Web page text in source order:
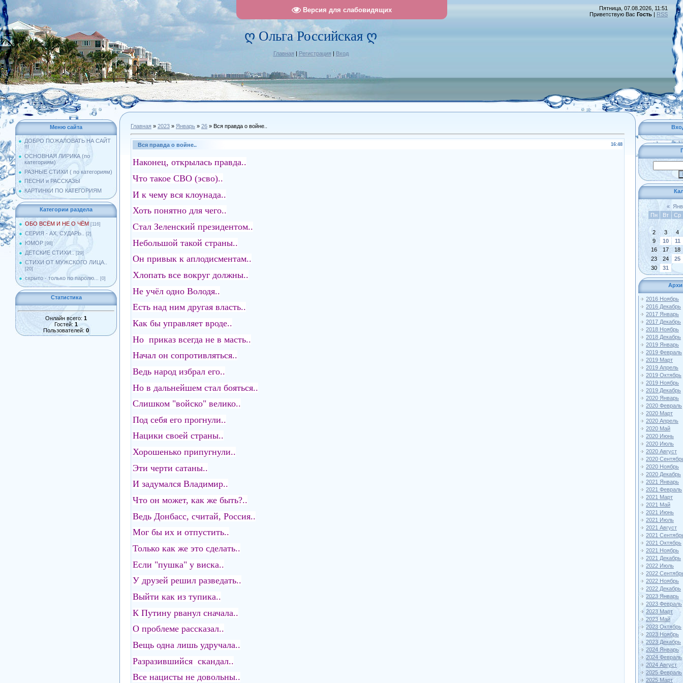
Версия для слабовидящих
ღ Ольга Российская ღ
Главная | Регистрация | Вход
Пятница, 07.08.2026, 11:51
Приветствую Вас Гость | RSS
Меню сайта
ДОБРО ПОЖАЛОВАТЬ НА САЙТ
!!!
ОСНОВНАЯ ЛИРИКА (по
категориям)
РАЗНЫЕ СТИХИ ( по категориям)
ПЕСНИ и РАССКАЗЫ
КАРТИНКИ ПО КАТЕГОРИЯМ
Категории раздела
ОБО ВСЁМ И НЕ О ЧЁМ [116]
СЕРИЯ - АХ, СУДАРЬ.. [2]
ЮМОР [98]
ДЕТСКИЕ СТИХИ.. [29]
СТИХИ ОТ МУЖСКОГО ЛИЦА..
[20]
скрыто - только по паролю... [0]
Статистика
Онлайн всего: 1
Гостей: 1
Пользователей: 0
Главная » 2023 » Январь » 26 » Вся правда о войне..
16:48
Вся правда о войне..
Наконец, открылась правда..
Что такое СВО (эсво)..
И к чему вся клоунада..
Хоть понятно для чего..
Стал Зеленский президентом..
Небольшой такой страны..
Он привык к аплодисментам..
Хлопать все вокруг должны..
Не учёл одно Володя..
Есть над ним другая власть..
Как бы управляет вроде..
Но приказ всегда не в масть..
Начал он сопротивляться..
Ведь народ избрал его..
Но в дальнейшем стал бояться..
Слишком "войско" велико..
Под себя его прогнули..
Нацики своей страны..
Хорошенько припугнули..
Эти черти сатаны..
И задумался Владимир..
Что он может, как же быть?..
Ведь Донбасс, считай, Россия..
Мог бы их и отпустить..
Только как же это сделать..
Если "пушка" у виска..
У друзей решил разведать..
Выйти как из тупика..
К Путину рванул сначала..
О проблеме рассказал..
Вещь одна лишь удручала..
Разразившийся скандал..
Все нацисты не довольны..
«
Пн
Вт Ср
2 3
4
9
10
11
16
17
18
23
24
25
30
31
2016 Ноябрь
2016 Декабрь
2017 Январь
2017 Декабрь
2018 Ноябрь
2018 Декабрь
2019 Январь
2019 Февраль
2019 Март
2019 Апрель
2019 Октябрь
2019 Ноябрь
2019 Декабрь
2020 Январь
2020 Февраль
2020 Март
2020 Апрель
2020 Май
2020 Июнь
2020 Июль
2020 Август
2020
2020 Ноябрь
2020 Декабрь
2021 Январь
2021 Февраль
2021 Март
2021 Май
2021 Июнь
2021 Июль
2021 Август
2021
2021 Октябрь
2021 Ноябрь
2021 Декабрь
2022 Июль
2022
2022 Ноябрь
2022 Декабрь
2023 Январь
2023 Февраль
2023 Март
2023 Май
2023 Октябрь
2023 Ноябрь
2023 Декабрь
2024 Январь
2024 Февраль
2024 Август
2025 Февраль
2025 Март